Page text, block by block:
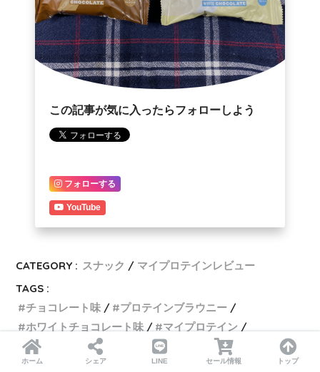
この記事が気に入ったらフォローしよう
フォローする
YouTube
CATEGORY : スナック
マイプロテインレビュー
TAGS :
チョコレート味
プロテインブラウニー
ホワイトチョコレート味
マイプロテイン
レビュー
成分表 糖質
ホーム シェア LINE セール情報 トップ